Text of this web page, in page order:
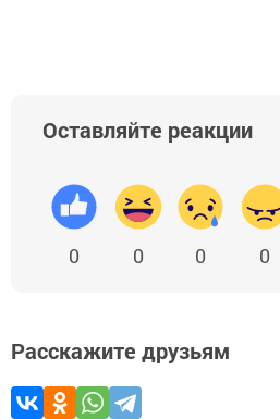
Оставляйте реакции
0 0 0 0
Расскажите друзьям